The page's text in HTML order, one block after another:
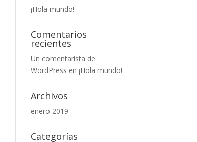
¡Hola mundo!
Comentarios
recientes
Un comentarista de
WordPress en¡Hola mundo!
Archivos
enero 2019
Categorías